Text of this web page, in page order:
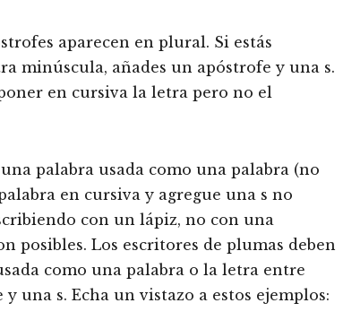
aparecen en plural. Si estás
minúscula, añades un apóstrofe y una s.
en cursiva la letra pero no el
palabra usada como una palabra (no
en cursiva y agregue una s no
con un lápiz, no con una
posibles. Los escritores de plumas deben
como una palabra o la letra entre
una s. Echa un vistazo a estos ejemplos: